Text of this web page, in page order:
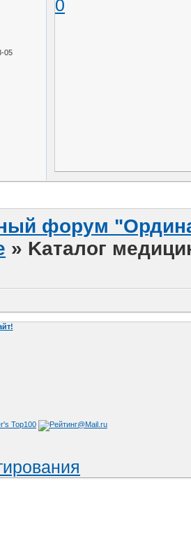
05
0
форум
» Kаталог